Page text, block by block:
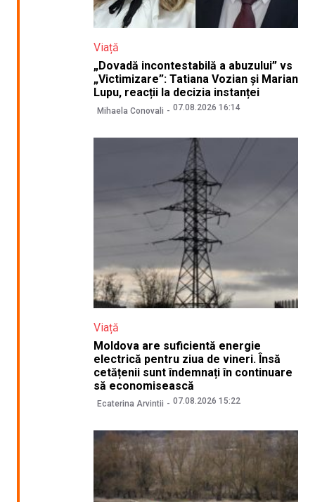
Viață
„Dovadă incontestabilă a abuzului” vs
„Victimizare”: Tatiana Vozian și Marian
Lupu, reacții la decizia instanței
Mihaela Conovali 07.08.2026 16:14
Viață
Moldova are suficientă energie
electrică pentru ziua de vineri. Însă
cetățenii sunt îndemnați în continuare
să economisească
Ecaterina Arvintii 07.08.2026 15:22